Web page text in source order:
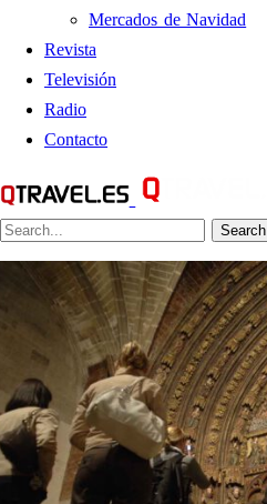
Mercados de Navidad
Revista
Televisión
Radio
Contacto
Search